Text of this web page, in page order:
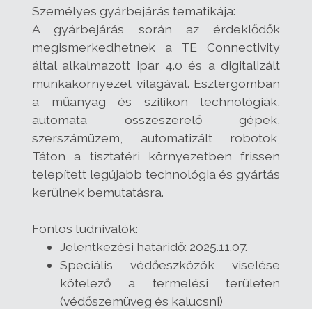
Személyes gyárbejárás tematikája:
A gyárbejárás során az érdeklődők
megismerkedhetnek a TE Connectivity
által alkalmazott ipar 4.0 és a digitalizált
munkakörnyezet világával. Esztergomban
a műanyag és szilikon technológiák,
automata összeszerelő gépek,
szerszámüzem, automatizált robotok,
Táton a tisztatéri környezetben frissen
telepített legújabb technológia és gyártás
kerülnek bemutatásra.
Fontos tudnivalók:
Jelentkezési határidő: 2025.11.07.
Speciális védőeszközök viselése
kötelező a termelési területen
(védőszemüveg és kalucsni)